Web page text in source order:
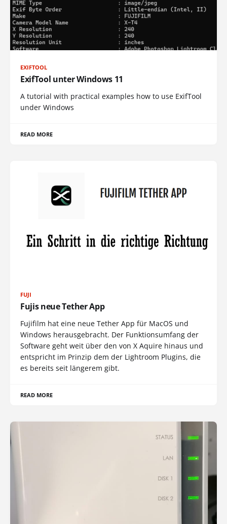
EXIFTOOL
ExifTool unter Windows 11
A tutorial with practical examples how to use ExifTool
under Windows
READ MORE
FUJI
Fujis neue Tether App
Fujifilm hat eine neue Tether App für MacOS und
Windows herausgebracht. Der Funktionsumfang der
Software geht weit über den von X Aquire hinaus und
entspricht im Prinzip dem der Lightroom Plugins, die
es bereits seit längerem gibt.
READ MORE